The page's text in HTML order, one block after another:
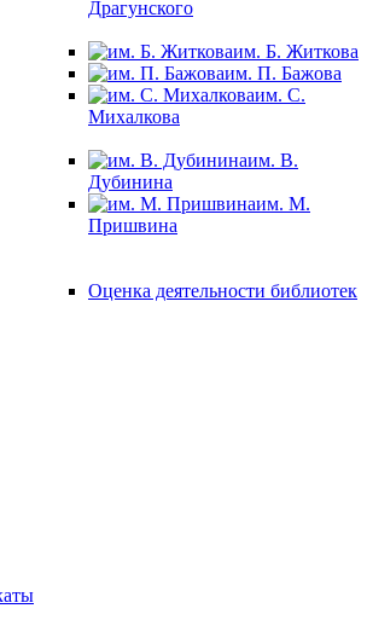
Драгунского
им. Б. Житкова
им. П. Бажова
им. С.
Михалкова
им. В.
Дубинина
им. М.
Пришвина
Оценка деятельности библиотек